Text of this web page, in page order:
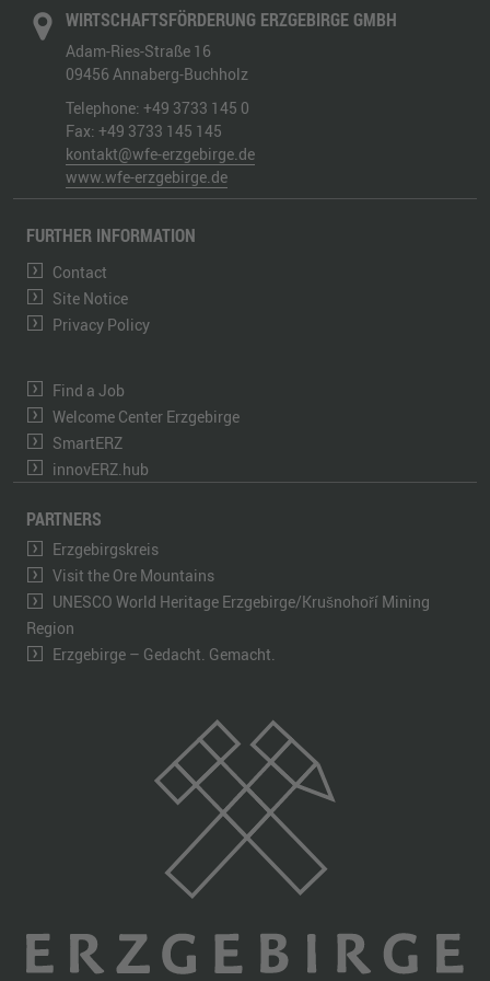
WIRTSCHAFTSFÖRDERUNG ERZGEBIRGE GMBH
Adam-Ries-Straße 16
09456 Annaberg-Buchholz
Telephone: +49 3733 145 0
Fax: +49 3733 145 145
kontakt@wfe-erzgebirge.de
www.wfe-erzgebirge.de
FURTHER INFORMATION
Contact
Site Notice
Privacy Policy
Find a Job
Welcome Center Erzgebirge
SmartERZ
innovERZ.hub
PARTNERS
Erzgebirgskreis
Visit the Ore Mountains
UNESCO World Heritage Erzgebirge/Krušnohoří Mining
Region
Erzgebirge – Gedacht. Gemacht.